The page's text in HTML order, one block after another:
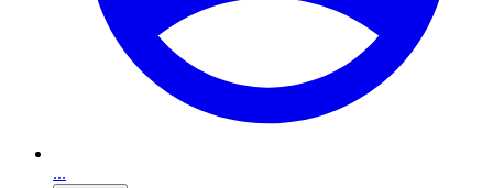
...